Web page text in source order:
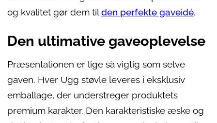
og kvalitet gør dem tilden perfekte gaveidé.
Den ultimative gaveoplevelse
Præsentationen er lige så vigtig som selve
gaven. Hver Ugg støvle leveres i eksklusiv
emballage, der understreger produktets
premium karakter. Den karakteristiske æske og